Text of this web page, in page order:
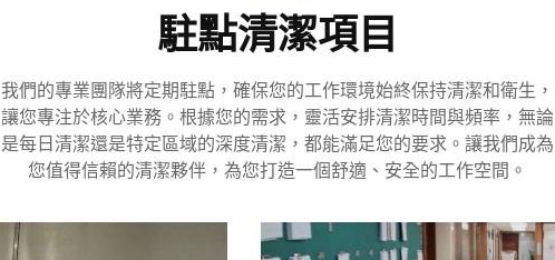
駐點清潔項目
我們的專業團隊將定期駐點，確保您的工作環境始終保持清潔和衛生，
讓您專注於核心業務。根據您的需求，靈活安排清潔時間與頻率，無論
是每日清潔還是特定區域的深度清潔，都能滿足您的要求。讓我們成為
您值得信賴的清潔夥伴，為您打造一個舒適、安全的工作空間。